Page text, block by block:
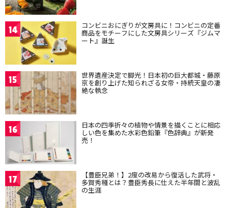
14 コンビニおにぎりが文房具に！コンビニの定番
商品をモチーフにした文房具シリーズ『ジムマ
ート』誕生
15 世界遺産決定で脚光！日本初の巨大都城・藤原
京を創り上げた知られざる女帝・持統天皇の凄
絶な執念
16 日本の四季折々の植物や情景を描くことに相応
しい色を集めた水彩色鉛筆『色辞典』が新発
売！
17 【豊臣兄弟！】2度の改易から復活した武将・
多賀秀種とは？豊臣秀長に仕えた半年間と波乱
の生涯